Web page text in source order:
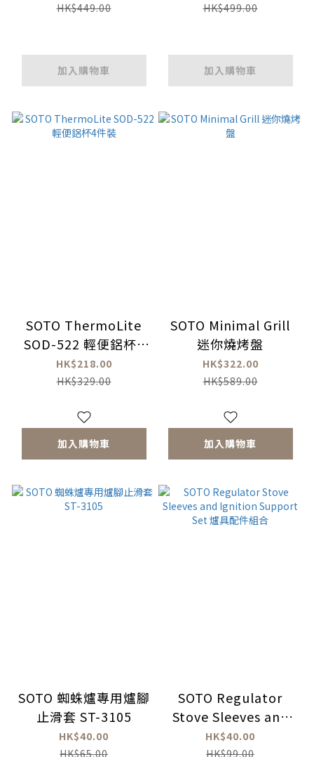
HK$449.00
加入購物車
HK$499.00
加入購物車
SOTO ThermoLite
SOD-522 輕便鋁杯4
件裝
HK$218.00
HK$329.00
加入購物車
SOTO Minimal Grill
迷你燒烤盤
HK$322.00
HK$589.00
加入購物車
SOTO 蜘蛛爐專用爐腳
止滑套 ST-3105
HK$40.00
HK$65.00
SOTO Regulator
Stove Sleeves and
Ignition Support
HK$40.00
HK$99.00